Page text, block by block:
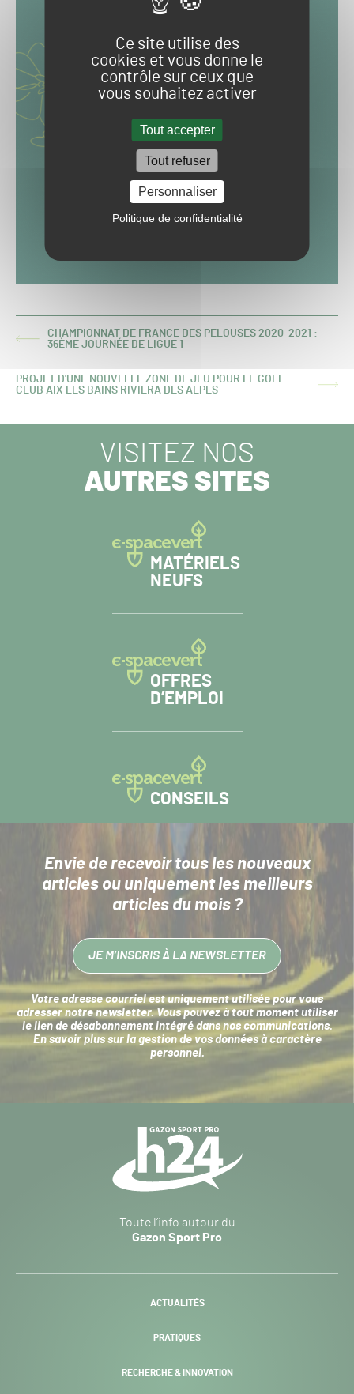
Ce site utilise des
cookies et vous donne le
contrôle sur ceux que
vous souhaitez activer
Tout accepter
Tout refuser
Personnaliser
Politique de confidentialité
ARTICLE
CHAMPIONNAT DE FRANCE DES PELOUSES 2020-2021 :
36ÈME JOURNÉE DE LIGUE 1
ARTICLE
PROJET D'UNE NOUVELLE ZONE DE JEU POUR LE GOLF
CLUB AIX LES BAINS RIVIERA DES ALPES
VISITEZ NOS
AUTRES SITES
MATÉRIELS
NEUFS
OFFRES
D’EMPLOI
CONSEILS
Envie de recevoir tous les nouveaux
articlesou uniquement les meilleurs
articles du mois ?
JE M’INSCRIS À LA NEWSLETTER
Votre adresse courriel est uniquement utilisée pour vous
adresser notre newsletter. Vous pouvez à tout moment utiliser
le lien de désabonnement intégré dans nos communications.
En savoir plus sur la gestion de vos données à caractère
personnel.
Sport
Pro
-
Toute l’info autour du
Gazon Sport Pro
ACTUALITÉS
PRATIQUES
RECHERCHE & INNOVATION